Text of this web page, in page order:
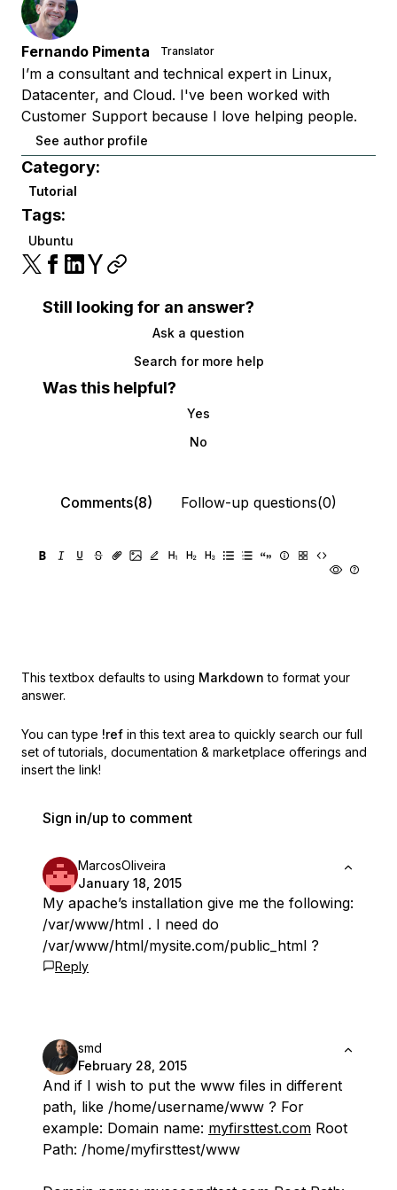
Fernando Pimenta Translator
I’m a consultant and technical expert in Linux,
Datacenter, and Cloud. I've been worked with
Customer Support because I love helping people.
See author profile
Category:
Tutorial
Tags:
Ubuntu
Still looking for an answer?
Ask a question
Search for more help
Was this helpful?
Yes
No
Comments(8) Follow-up questions(0)
This textbox defaults to using Markdown to format your
answer.
You can type !ref in this text area to quickly search our full
set of tutorials, documentation & marketplace offerings and
insert the link!
Sign in/up to comment
MarcosOliveira
January 18, 2015
My apache’s installation give me the following:
/var/www/html . I need do
/var/www/html/mysite.com/public_html ?
Reply
smd
February 28, 2015
And if I wish to put the www files in different
path, like /home/username/www ? For
example: Domain name: myfirsttest.com Root
Path: /home/myfirsttest/www